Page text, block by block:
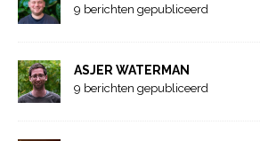
9 berichten gepubliceerd
ASJER WATERMAN
9 berichten gepubliceerd